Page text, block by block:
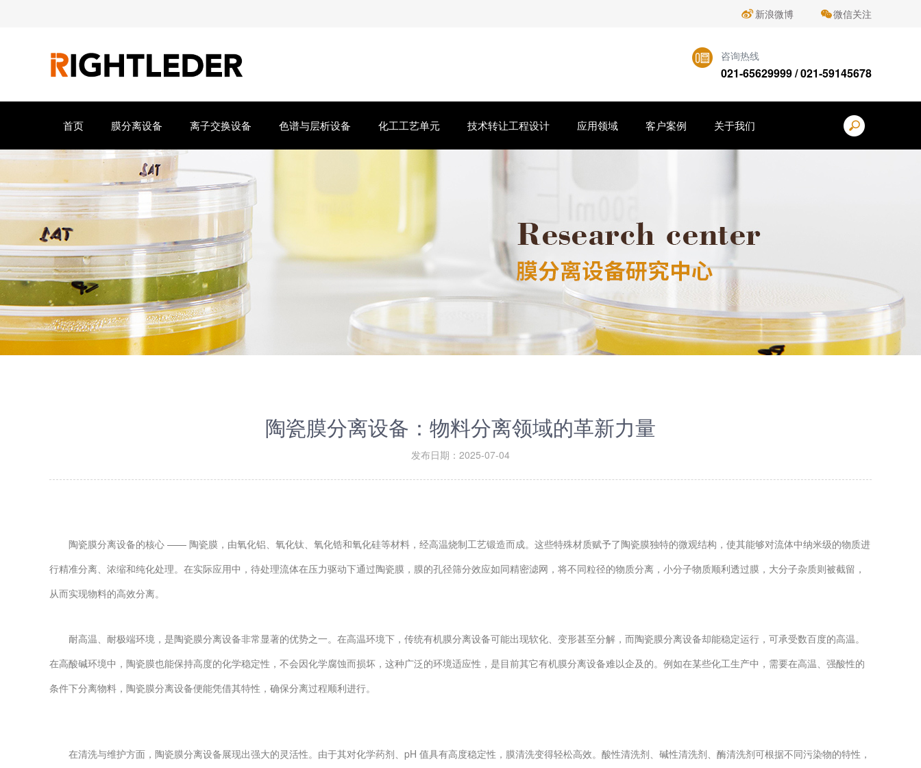
新浪微博 微信关注
咨询热线
021-65629999 / 021-59145678
首页 膜分离设备 离子交换设备 色谱与层析设备 化工工艺单元 技术转让工程设计 应用领域 客户案例 关于我们
陶瓷膜分离设备：物料分离领域的革新力量
发布日期：2025-07-04
陶瓷膜分离设备的核心 —— 陶瓷膜，由氧化铝、氧化钛、氧化锆和氧化硅等材料，经高温烧制工艺锻造而成。这些特殊材质赋予了陶瓷膜独特的微观结构，使其能够对流体中纳米级的物质进
行精准分离、浓缩和纯化处理。在实际应用中，待处理流体在压力驱动下通过陶瓷膜，膜的孔径筛分效应如同精密滤网，将不同粒径的物质分离，小分子物质顺利透过膜，大分子杂质则被截留，
从而实现物料的高效分离。​
耐高温、耐极端环境，是陶瓷膜分离设备非常显著的优势之一。在高温环境下，传统有机膜分离设备可能出现软化、变形甚至分解，而陶瓷膜分离设备却能稳定运行，可承受数百度的高温。
在高酸碱环境中，陶瓷膜也能保持高度的化学稳定性，不会因化学腐蚀而损坏，这种广泛的环境适应性，是目前其它有机膜分离设备难以企及的。例如在某些化工生产中，需要在高温、强酸性的
条件下分离物料，陶瓷膜分离设备便能凭借其特性，确保分离过程顺利进行。​
在清洗与维护方面，陶瓷膜分离设备展现出强大的灵活性。由于其对化学药剂、pH 值具有高度稳定性，膜清洗变得轻松高效。酸性清洗剂、碱性清洗剂、酶清洗剂可根据不同污染物的特性，